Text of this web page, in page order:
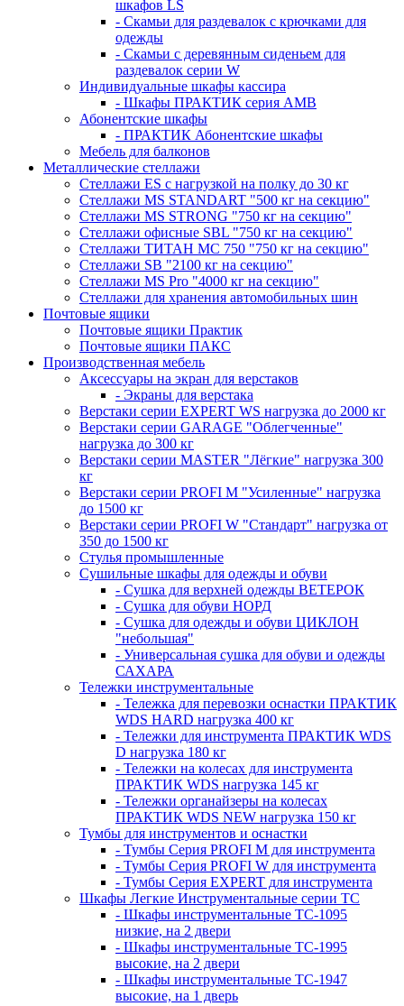
шкафов LS
- Скамьи для раздевалок с крючками для
одежды
- Скамьи с деревянным сиденьем для
раздевалок серии W
Индивидуальные шкафы кассира
- Шкафы ПРАКТИК серия AMB
Абонентские шкафы
- ПРАКТИК Абонентские шкафы
Мебель для балконов
Металлические стеллажи
Стеллажи ES с нагрузкой на полку до 30 кг
Стеллажи MS STANDART "500 кг на секцию"
Стеллажи MS STRONG "750 кг на секцию"
Стеллажи офисные SBL "750 кг на секцию"
Стеллажи ТИТАН МС 750 "750 кг на секцию"
Стеллажи SB "2100 кг на секцию"
Стеллажи MS Pro "4000 кг на секцию"
Стеллажи для хранения автомобильных шин
Почтовые ящики
Почтовые ящики Практик
Почтовые ящики ПАКС
Производственная мебель
Аксессуары на экран для верстаков
- Экраны для верстака
Верстаки серии EXPERT WS нагрузка до 2000 кг
Верстаки серии GARAGE "Облегченные"
нагрузка до 300 кг
Верстаки серии MASTER "Лёгкие" нагрузка 300
кг
Верстаки серии PROFI M "Усиленные" нагрузка
до 1500 кг
Верстаки серии PROFI W "Стандарт" нагрузка от
350 до 1500 кг
Стулья промышленные
Сушильные шкафы для одежды и обуви
- Сушка для верхней одежды ВЕТЕРОК
- Сушка для обуви НОРД
- Сушка для одежды и обуви ЦИКЛОН
"небольшая"
- Универсальная сушка для обуви и одежды
САХАРА
Тележки инструментальные
- Тележка для перевозки оснастки ПРАКТИК
WDS HARD нагрузка 400 кг
- Тележки для инструмента ПРАКТИК WDS
D нагрузка 180 кг
- Тележки на колесах для инструмента
ПРАКТИК WDS нагрузка 145 кг
- Тележки органайзеры на колесах
ПРАКТИК WDS NEW нагрузка 150 кг
Тумбы для инструментов и оснастки
- Тумбы Серия PROFI M для инструмента
- Тумбы Серия PROFI W для инструмента
- Тумбы Серия EXPERT для инструмента
Шкафы Легкие Инструментальные серии ТС
- Шкафы инструментальные TC-1095
низкие, на 2 двери
- Шкафы инструментальные TC-1995
высокие, на 2 двери
- Шкафы инструментальные ТС-1947
высокие, на 1 дверь